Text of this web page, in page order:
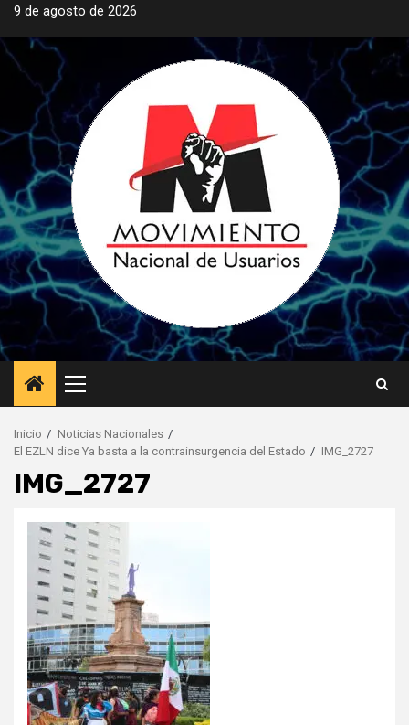
Saltar
contenido
9 de agosto de 2026
Menú
principal
Inicio
Noticias Nacionales
El EZLN dice Ya basta a la contrainsurgencia del Estado
IMG_2727
IMG_2727